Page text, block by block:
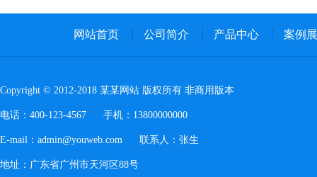
网站首页 公司简介 产品中心 案例
Copyright © 2012-2018 某某网站 版权所有 非商用版本
电话：400-123-4567 手机：13800000000
E-mail：admin@youweb.com 联系人：张生
地址：广东省广州市天河区88号